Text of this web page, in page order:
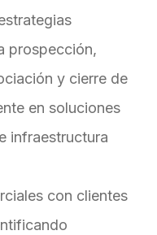
prospección,
y cierre de
en soluciones
infraestructura
con clientes